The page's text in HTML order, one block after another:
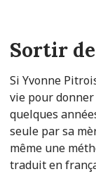
Sortir
Si Yvonne
vie pour donner
quelques
seule par sa
même une
traduit en